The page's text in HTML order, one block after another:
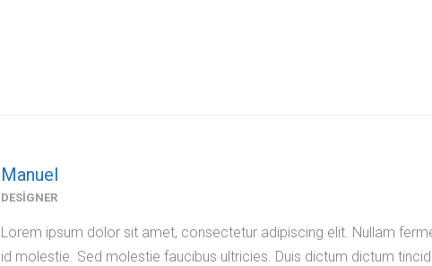
Manuel
DESIGNER
Lorem ipsum dolor sit amet, consectetur adipiscing elit. Nullam
id molestie. Sed molestie faucibus ultricies. Duis dictum dictum